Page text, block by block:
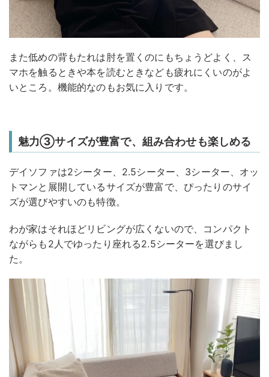
また低めの背もたれは肘を置くのにもちょうどよく、ス
マホを触るときや本を読むときなども疲れにくいのがよ
いところ。機能的なのもお気に入りです。
魅力③サイズが豊富で、組み合わせも楽しめる
デイソファは2シーター、2.5シーター、3シーター、オッ
トマンと展開しているサイズが豊富で、ぴったりのサイ
ズが選びやすいのも特徴。
わが家はそれほどリビングが広くないので、コンパクト
ながらも2人でゆったり座れる2.5シーターを選びまし
た。